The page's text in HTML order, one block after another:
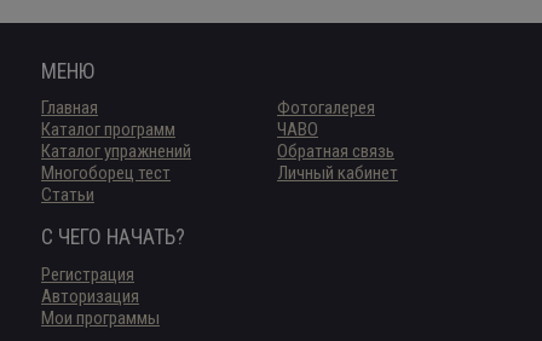
МЕНЮ
Главная
Каталог программ
Каталог упражнений
Многоборец тест
Статьи
Фотогалерея
ЧАВО
Обратная связь
Личный кабинет
С ЧЕГО НАЧАТЬ?
Регистрация
Авторизация
Мои программы